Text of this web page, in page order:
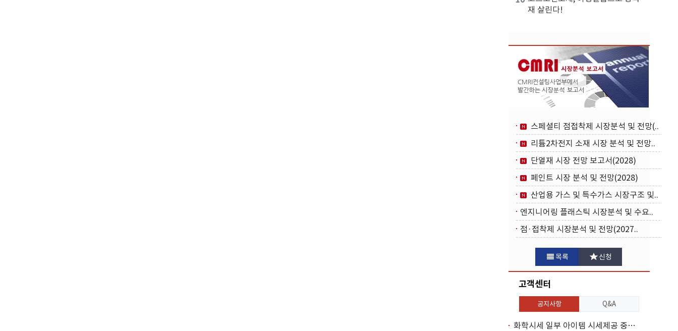
재 살린다!
스페셜티 점접착제 시장분석 및 전망(..
리튬2차전지 소재 시장 분석 및 전망..
단열재 시장 전망 보고서(2028)
페인트 시장 분석 및 전망(2028)
산업용 가스 및 특수가스 시장구조 및..
엔지니어링 플래스틱 시장분석 및 수요..
점·접착제 시장분석 및 전망(2027..
목록 신청
고객센터
공지사항 Q&A
화학시세 일부 아이템 시세제공 중단(2026..